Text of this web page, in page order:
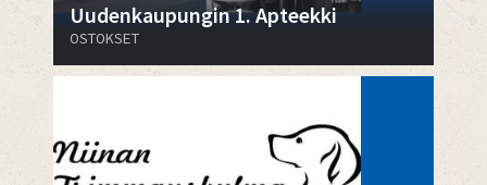
Uudenkaupungin 1. Apteekki
OSTOKSET